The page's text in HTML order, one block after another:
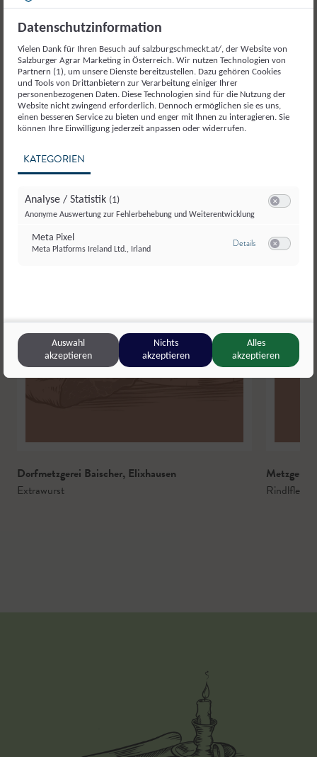
Weitere Produkte aus der
Kategorie
Fleisch und Fleischerzeugnisse
Dorfmetzgerei Baischer, Elixhausen
Extrawurst
Metzgerei
Rindlfleisch
Datenschutzinformation
Vielen Dank für Ihren Besuch auf salzburgschmeckt.at/, der Website von
Salzburger Agrar Marketing in Österreich. Wir nutzen Technologien von
Partnern (1), um unsere Dienste bereitzustellen. Dazu gehören Cookies
und Tools von Drittanbietern zur Verarbeitung einiger Ihrer
personenbezogenen Daten. Diese Technologien sind für die Nutzung der
Website nicht zwingend erforderlich. Dennoch ermöglichen sie es uns,
einen besseren Service zu bieten und enger mit Ihnen zu interagieren. Sie
können Ihre Einwilligung jederzeit anpassen oder widerrufen.
KATEGORIEN
Analyse / Statistik (1)
Anonyme Auswertung zur Fehlerbehebung und Weiterentwicklung
Meta Pixel
Meta Platforms Ireland Ltd., Irland
Detailszu Meta Pixel
Auswahl
akzeptieren
Nichts
akzeptieren
Alles
akzeptieren